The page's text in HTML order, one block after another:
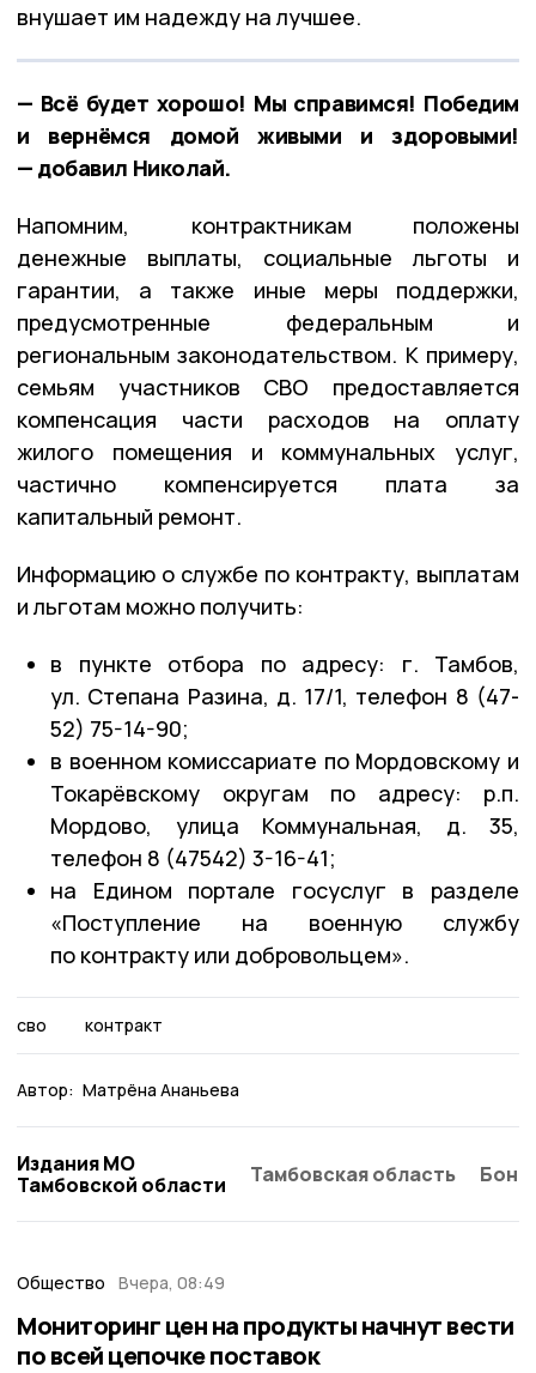
внушает им надежду на лучшее.
— Всё будет хорошо! Мы справимся! Победим
и вернёмся домой живыми и здоровыми!
— добавил Николай.
Напомним, контрактникам положены
денежные выплаты, социальные льготы и
гарантии, а также иные меры поддержки,
предусмотренные федеральным и
региональным законодательством. К примеру,
семьям участников СВО предоставляется
компенсация части расходов на оплату
жилого помещения и коммунальных услуг,
частично компенсируется плата за
капитальный ремонт.
Информацию о службе по контракту, выплатам
и льготам можно получить:
в пункте отбора по адресу: г. Тамбов,
ул. Степана Разина, д. 17/1, телефон 8 (47-
52) 75-14-90;
в военном комиссариате по Мордовскому и
Токарёвскому округам по адресу: р.п.
Мордово, улица Коммунальная, д. 35,
телефон 8 (47542) 3-16-41;
на Едином портале госуслуг в разделе
«Поступление на военную службу
по контракту или добровольцем».
сво контракт
Автор: Матрёна Ананьева
Издания МО
Тамбовской области
Тамбовская область
Общество Вчера, 08:49
Мониторинг цен на продукты начнут вести
по всей цепочке поставок